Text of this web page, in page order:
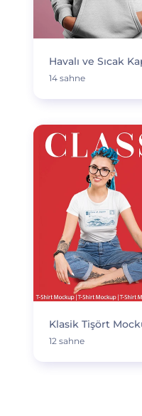
Havalı ve Sıcak
14 sahne
Klasik Tişört
12 sahne